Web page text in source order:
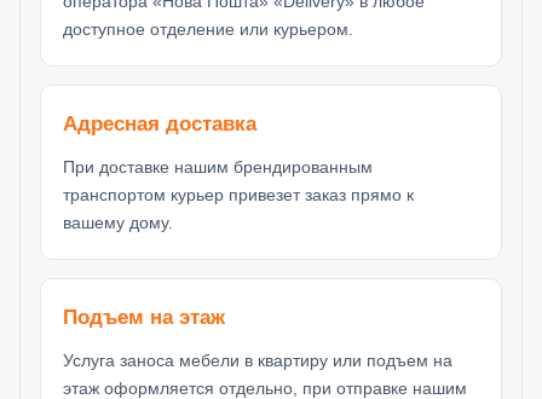
доступное отделение или курьером.
Адресная доставка
При доставке нашим брендированным
транспортом курьер привезет заказ прямо к
вашему дому.
Подъем на этаж
Услуга заноса мебели в квартиру или подъем на
этаж оформляется отдельно, при отправке нашим